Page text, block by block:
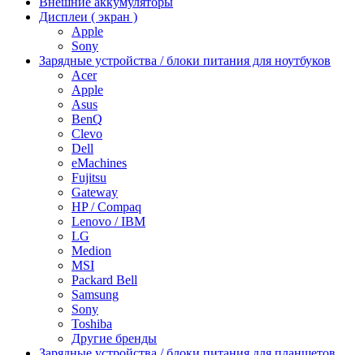
Дисплеи ( экран )
Apple
Sony
Зарядные устройства / блоки питания для ноутбуков
Acer
Apple
Asus
BenQ
Clevo
Dell
eMachines
Fujitsu
Gateway
HP / Compaq
Lenovo / IBM
LG
Medion
MSI
Packard Bell
Samsung
Sony
Toshiba
Другие бренды